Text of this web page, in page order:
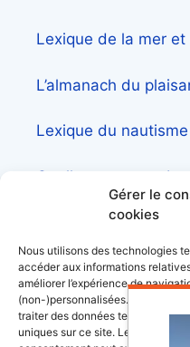
Gérer le
cookies
Nous utilisons des technologies
accéder aux informations
améliorer l’expérience de
(non-)personnalisées. Consentir
traiter des données telles que le
uniques sur ce site. Le fait de ne
Lexique de la mer
L’almanach du
Lexique du
Quelle assurance
Le guide de la
Le guide d’achat
Le guide de